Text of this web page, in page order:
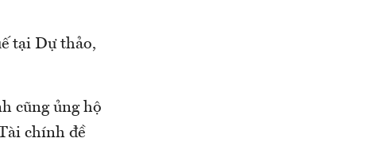
tại Dự thảo,
cũng ủng hộ
chính đề